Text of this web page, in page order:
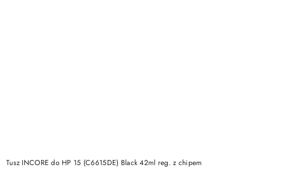
Tusz INCORE do HP 15 (C6615DE) Black 42ml reg. z chipem